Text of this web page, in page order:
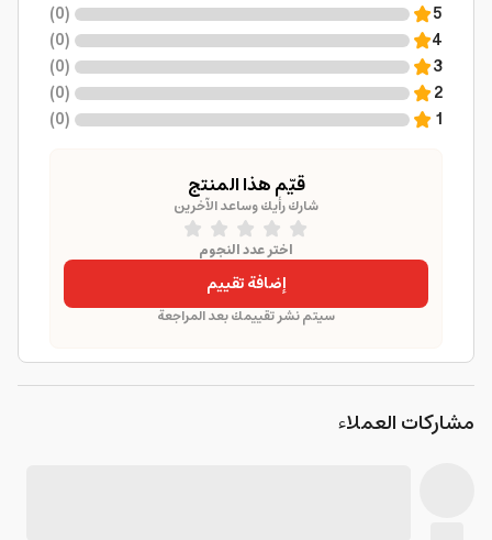
5
(
0
)
4
(
0
)
3
(
0
)
2
(
0
)
1
(
0
)
قيّم هذا المنتج
شارك رأيك وساعد الآخرين
اختر عدد النجوم
إضافة تقييم
سيتم نشر تقييمك بعد المراجعة
مشاركات العملاء